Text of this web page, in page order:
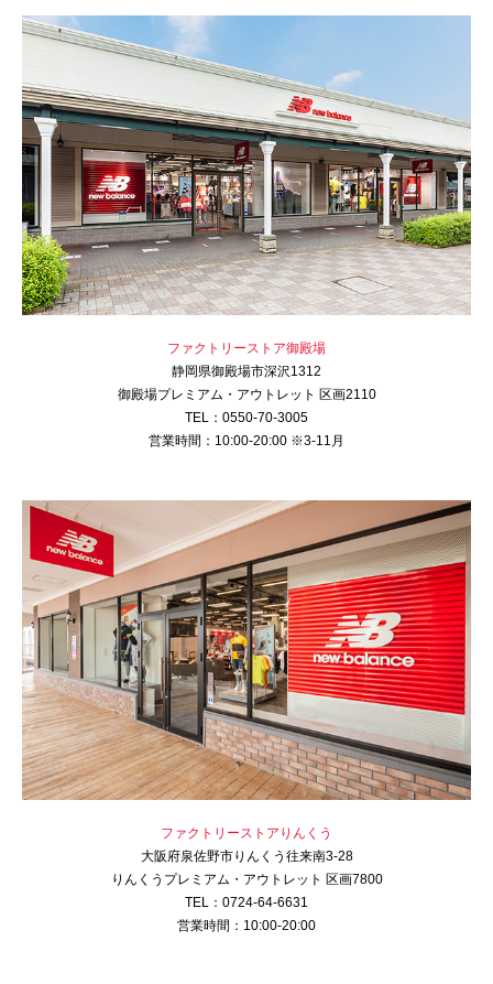
ファクトリーストア御殿場
静岡県御殿場市深沢1312
御殿場プレミアム・アウトレット 区画2110
TEL：0550-70-3005
営業時間：10:00-20:00 ※3-11月
ファクトリーストアりんくう
大阪府泉佐野市りんくう往来南3-28
りんくうプレミアム・アウトレット 区画7800
TEL：0724-64-6631
営業時間：10:00-20:00